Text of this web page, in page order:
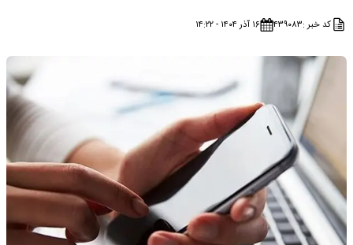
کد خبر :۴۳۹۰۸۳ ۱۶ آذر ۱۴۰۴ - ۱۴:۲۲